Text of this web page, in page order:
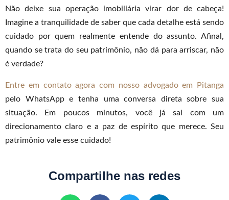
Não deixe sua operação imobiliária virar dor de cabeça!
Imagine a tranquilidade de saber que cada detalhe está sendo
cuidado por quem realmente entende do assunto. Afinal,
quando se trata do seu patrimônio, não dá para arriscar, não
é verdade?
Entre em contato agora com nosso advogado em Pitanga
pelo WhatsApp e tenha uma conversa direta sobre sua
situação. Em poucos minutos, você já sai com um
direcionamento claro e a paz de espírito que merece. Seu
patrimônio vale esse cuidado!
Compartilhe nas redes